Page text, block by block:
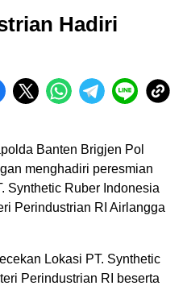
Hadiri
Banten Brigjen Pol
menghadiri peresmian
Synthetic Ruber Indonesia
Perindustrian RI Airlangga
Lokasi PT. Synthetic
Perindustrian RI beserta